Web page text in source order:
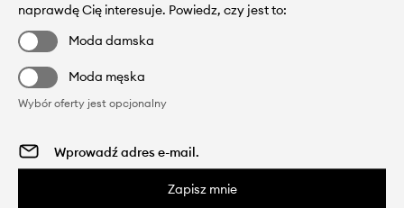
naprawdę Cię interesuje. Powiedz, czy jest to:
Moda damska
Moda męska
Wybór oferty jest opcjonalny
Zapisz mnie